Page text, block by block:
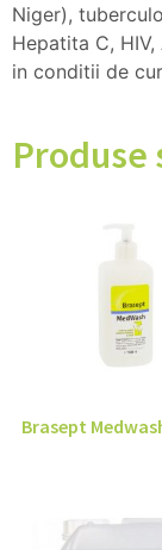
Niger),
Hepatita C,
in conditii de
Produse
Brasept